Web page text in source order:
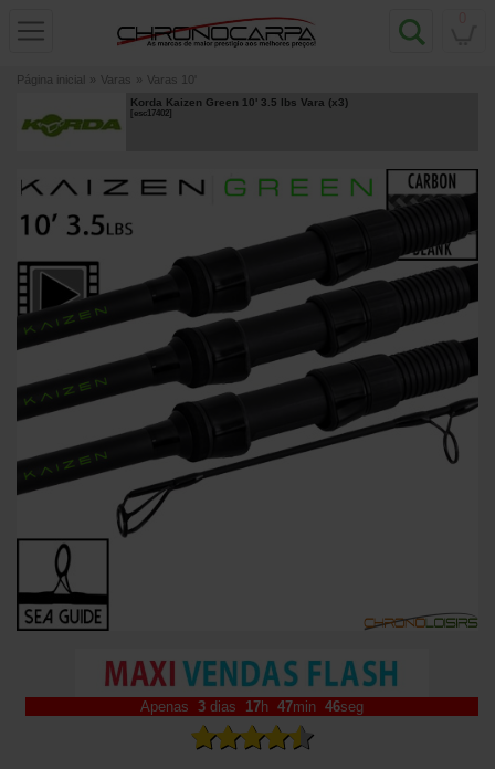
Página inicial » Varas » Varas 10'
Korda Kaizen Green 10' 3.5 lbs Vara (x3)
[esc17402]
Apenas 3 dias 17h 47min 45seg